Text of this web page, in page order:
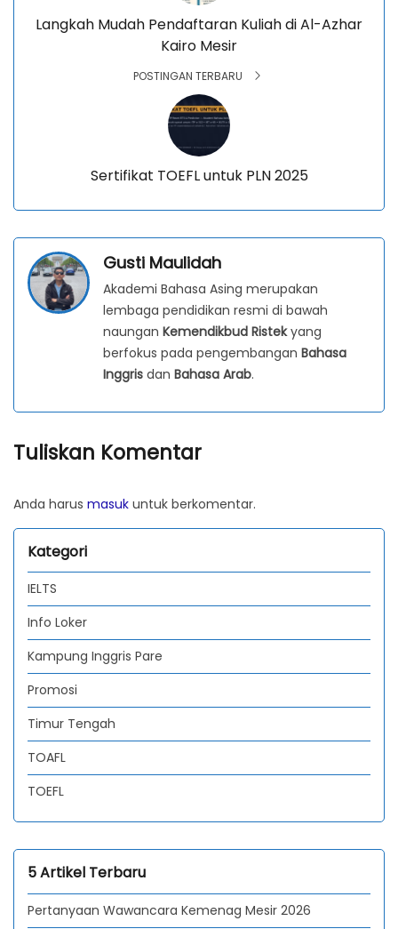
Langkah Mudah Pendaftaran Kuliah di Al-Azhar
Kairo Mesir
POSTINGAN TERBARU
Sertifikat TOEFL untuk PLN 2025
Gusti Maulidah
Akademi Bahasa Asing merupakan
lembaga pendidikan resmi di bawah
naungan Kemendikbud Ristekyang
berfokus pada pengembangan Bahasa
Inggris dan Bahasa Arab.
Tuliskan Komentar
Anda harus masuk untuk berkomentar.
Kategori
IELTS
Info Loker
Kampung Inggris Pare
Promosi
Timur Tengah
TOAFL
TOEFL
5 Artikel Terbaru
Pertanyaan Wawancara Kemenag Mesir 2026